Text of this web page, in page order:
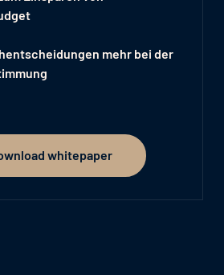
mehr bei der
whitepaperwhitepaper